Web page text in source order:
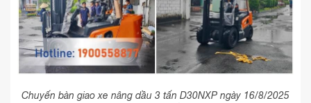
Chuyến bàn giao xe nâng dầu 3 tấn D30NXP ngày 16/8/2025